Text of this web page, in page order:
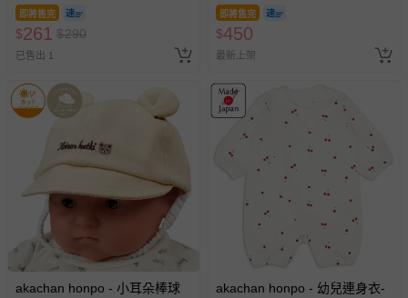
即將售完
$261 $290
已售出 1
即將售完
$450
最新上架
akachan honpo - 小耳朵棒球
akachan honpo - 幼兒連身衣-